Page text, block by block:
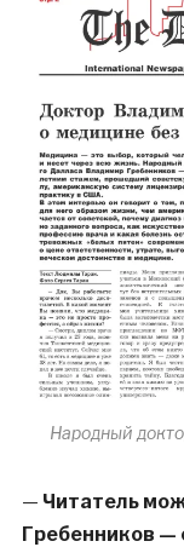
Народный
— Читатель
Гребенников —